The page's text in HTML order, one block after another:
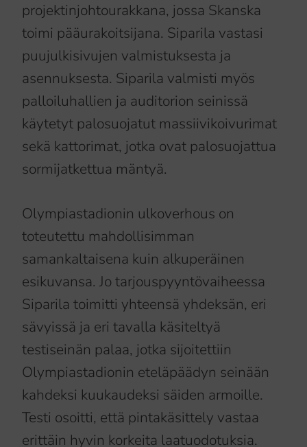
projektinjohtourakkana, jossa Skanska
toimi pääurakoitsijana. Siparila vastasi
puujulkisivujen valmistuksesta ja
asennuksesta. Siparila valmisti myös
palloiluhallien ja auditorion seinissä
käytetyt palosuojatut massiivikoivurimat
sekä kattorimat, jotka ovat palosuojattua
sormijatkettua mäntyä.
Olympiastadionin ulkoverhous on
toteutettu mahdollisimman
samankaltaisena kuin alkuperäinen
esikuvansa. Jo tarjouspyyntövaiheessa
Siparila toimitti yhteensä yhdeksän, eri
sävyissä ja eri tavalla käsiteltyä
testiseinän palaa, jotka sijoitettiin
Olympiastadionin eteläpäädyn seinään
kahdeksi kuukaudeksi säiden armoille.
Testi osoitti, että pintakäsittely vastaa
erittäin hyvin korkeita laatuodotuksia.